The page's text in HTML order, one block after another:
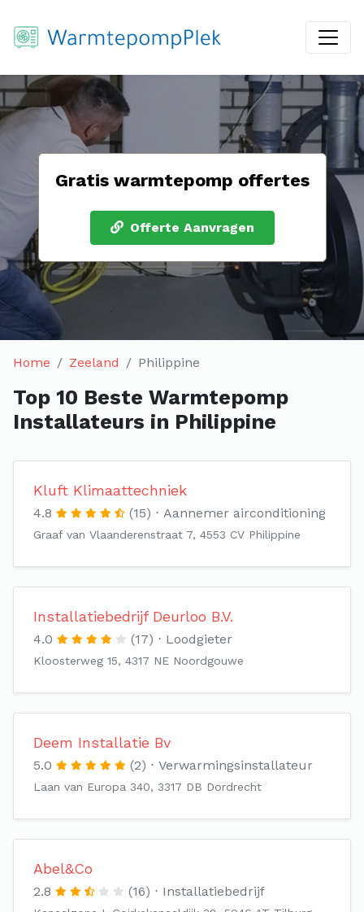
Gratis warmtepomp offertes
Offerte Aanvragen
Home Zeeland Philippine
Top 10 Beste Warmtepomp
Installateurs in Philippine
Kluft Klimaattechniek
4.8 (15) Aannemer airconditioning
Graaf van Vlaanderenstraat 7, 4553 CV Philippine
Installatiebedrijf Deurloo B.V.
4.0 (17) Loodgieter
Kloosterweg 15, 4317 NE Noordgouwe
Deem Installatie Bv
5.0 (2) Verwarmingsinstallateur
Laan van Europa 340, 3317 DB Dordrecht
Abel&Co
2.8 (16) Installatiebedrijf